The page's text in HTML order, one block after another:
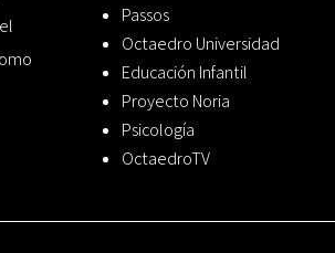
Passos
Octaedro Universidad
Educación Infantil
Proyecto Noria
Psicología
OctaedroTV